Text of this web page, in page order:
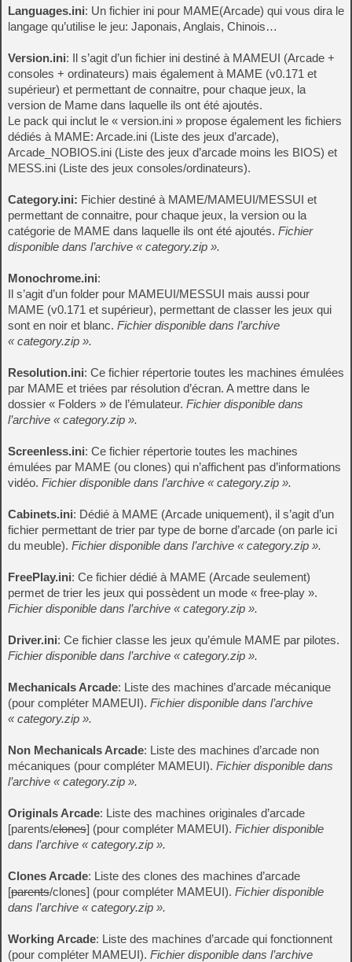
Languages.ini: Un fichier ini pour MAME(Arcade) qui vous dira le
langage qu’utilise le jeu: Japonais, Anglais, Chinois…
Version.ini: Il s’agit d’un fichier ini destiné à MAMEUI (Arcade +
consoles + ordinateurs) mais également à MAME (v0.171 et
supérieur) et permettant de connaitre, pour chaque jeux, la
version de Mame dans laquelle ils ont été ajoutés.
Le pack qui inclut le « version.ini » propose également les fichiers
dédiés à MAME: Arcade.ini (Liste des jeux d’arcade),
Arcade_NOBIOS.ini (Liste des jeux d’arcade moins les BIOS) et
MESS.ini (Liste des jeux consoles/ordinateurs).
Category.ini: Fichier destiné à MAME/MAMEUI/MESSUI et
permettant de connaitre, pour chaque jeux, la version ou la
catégorie de MAME dans laquelle ils ont été ajoutés. Fichier
disponible dans l’archive « category.zip ».
Monochrome.ini:
Il s’agit d’un folder pour MAMEUI/MESSUI mais aussi pour
MAME (v0.171 et supérieur), permettant de classer les jeux qui
sont en noir et blanc. Fichier disponible dans l’archive
« category.zip ».
Resolution.ini: Ce fichier répertorie toutes les machines émulées
par MAME et triées par résolution d’écran. A mettre dans le
dossier « Folders » de l’émulateur. Fichier disponible dans
l’archive « category.zip ».
Screenless.ini: Ce fichier répertorie toutes les machines
émulées par MAME (ou clones) qui n’affichent pas d’informations
vidéo. Fichier disponible dans l’archive « category.zip ».
Cabinets.ini: Dédié à MAME (Arcade uniquement), il s’agit d’un
fichier permettant de trier par type de borne d’arcade (on parle ici
du meuble). Fichier disponible dans l’archive « category.zip ».
FreePlay.ini: Ce fichier dédié à MAME (Arcade seulement)
permet de trier les jeux qui possèdent un mode « free-play ».
Fichier disponible dans l’archive « category.zip ».
Driver.ini: Ce fichier classe les jeux qu’émule MAME par pilotes.
Fichier disponible dans l’archive « category.zip ».
Mechanicals Arcade: Liste des machines d’arcade mécanique
(pour compléter MAMEUI). Fichier disponible dans l’archive
« category.zip ».
Non Mechanicals Arcade: Liste des machines d’arcade non
mécaniques (pour compléter MAMEUI). Fichier disponible dans
l’archive « category.zip ».
Originals Arcade: Liste des machines originales d’arcade
[parents/clones] (pour compléter MAMEUI). Fichier disponible
dans l’archive « category.zip ».
Clones Arcade: Liste des clones des machines d’arcade
[parents/clones] (pour compléter MAMEUI). Fichier disponible
dans l’archive « category.zip ».
Working Arcade: Liste des machines d’arcade qui fonctionnent
(pour compléter MAMEUI). Fichier disponible dans l’archive